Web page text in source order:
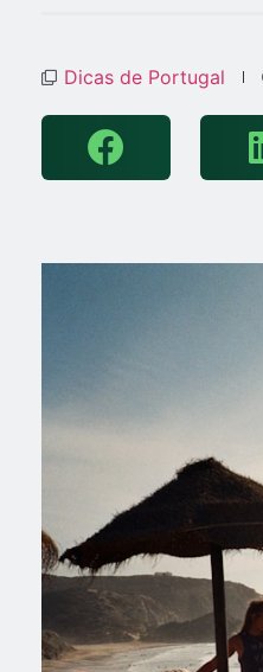
Dicas de Portugal